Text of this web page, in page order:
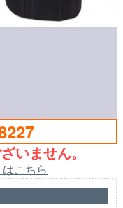
いません。
こちら